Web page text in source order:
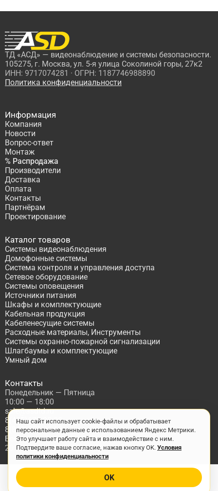
ТД «АСД» — видеонаблюдение и системы безопасности.
105275, г. Москва, ул. 5-я улица Соколиной горы, 27к2
ИНН: 9717074281 · ОГРН: 1187746988890
Политика конфиденциальности
Информация
Компания
Новости
Вопрос-ответ
Монтаж
% Распродажа
Производители
Доставка
Оплата
Контакты
Партнёрам
Проектирование
Каталог товаров
Системы видеонаблюдения
Домофонные системы
Система контроля и управления доступа
Сетевое оборудование
Системы оповещения
Источники питания
Шкафы и комплектующие
Кабельная продукция
Кабеленесущие системы
Расходные материалы, Инструменты
Системы охранно-пожарной сигнализации
Шлагбаумы и комплектующие
Умный дом
Контакты
Понедельник — Пятница
10:00 — 18:00
sale@asdtd.ru
8(495)677-95-20
8(800)555-06-68
Бесплатный звонок по России
2017-2026 г. ООО "ТД АСД"
Наш сайт использует cookie-файлы и обрабатывает
персональные данные с использованием Яндекс Метрики.
Это улучшает работу сайта и взаимодействие с ним.
Подтвердите ваше согласие, нажав кнопку OK. Условия
политики конфиденциальности
OK